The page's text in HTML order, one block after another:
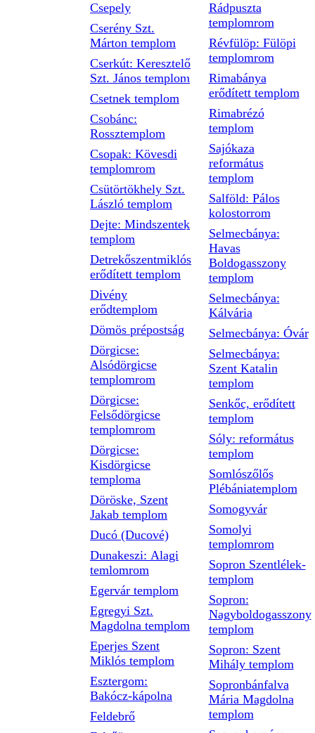
Csepely
Cserény Szt.
Márton templom
Cserkút: Keresztelő
Szt. János templom
Csetnek templom
Csobánc:
Rossztemplom
Csopak: Kövesdi
templomrom
Csütörtökhely Szt.
László templom
Dejte: Mindszentek
templom
Detrekőszentmiklós
erődített templom
Divény
erődtemplom
Dömös prépostság
Dörgicse:
Alsódörgicse
templomrom
Dörgicse:
Felsődörgicse
templomrom
Dörgicse:
Kisdörgicse
temploma
Döröske, Szent
Jakab templom
Ducó (Ducové)
Dunakeszi: Alagi
temlomrom
Egervár templom
Egregyi Szt.
Magdolna templom
Eperjes Szent
Miklós templom
Esztergom:
Bakócz-kápolna
Feldebrő
Rádpuszta
templomrom
Révfülöp: Fülöpi
templomrom
Rimabánya
erődített templom
Rimabrézó
templom
Sajókaza
református
templom
Salföld: Pálos
kolostorrom
Selmecbánya:
Havas
Boldogasszony
templom
Selmecbánya:
Kálvária
Selmecbánya: Óvár
Selmecbánya:
Szent Katalin
templom
Senkőc, erődített
templom
Sóly: református
templom
Somlószőlős
Plébániatemplom
Somogyvár
Somolyi
templomrom
Sopron Szentlélek-
templom
Sopron:
Nagyboldogasszony
templom
Sopron: Szent
Mihály templom
Sopronbánfalva
Mária Magdolna
templom